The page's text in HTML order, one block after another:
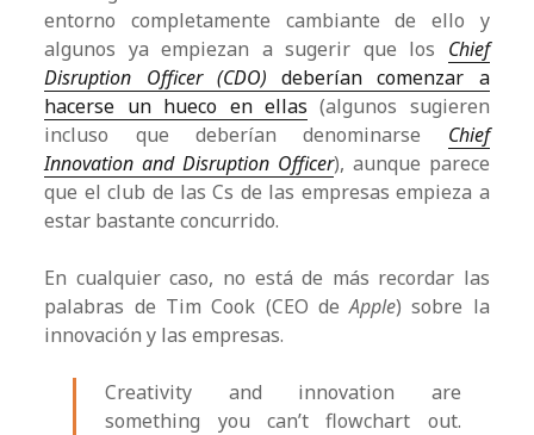
entorno completamente cambiante de ello y
algunos ya empiezan a sugerir que los Chief
Disruption Officer (CDO) deberían comenzar a
hacerse un hueco en ellas (algunos sugieren
incluso que deberían denominarse Chief
Innovation and Disruption Officer), aunque parece
que el club de las Cs de las empresas empieza a
estar bastante concurrido.
En cualquier caso, no está de más recordar las
palabras de Tim Cook (CEO deApple) sobre la
innovación y las empresas.
Creativity and innovation are
something you can’t flowchart out.